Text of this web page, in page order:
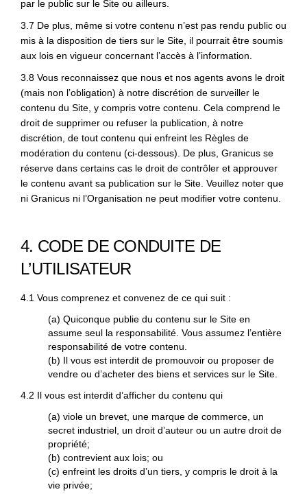
par le public sur le Site ou ailleurs.
3.7 De plus, même si votre contenu n’est pas rendu public ou
mis à la disposition de tiers sur le Site, il pourrait être soumis
aux lois en vigueur concernant l’accès à l’information.
3.8 Vous reconnaissez que nous et nos agents avons le droit
(mais non l’obligation) à notre discrétion de surveiller le
contenu du Site, y compris votre contenu. Cela comprend le
droit de supprimer ou refuser la publication, à notre
discrétion, de tout contenu qui enfreint les Règles de
modération du contenu (ci-dessous). De plus, Granicus se
réserve dans certains cas le droit de contrôler et approuver
le contenu avant sa publication sur le Site. Veuillez noter que
ni Granicus ni l’Organisation ne peut modifier votre contenu.
4. CODE DE CONDUITE DE
L’UTILISATEUR
4.1 Vous comprenez et convenez de ce qui suit :
(a) Quiconque publie du contenu sur le Site en
assume seul la responsabilité. Vous assumez l’entière
responsabilité de votre contenu.
(b) Il vous est interdit de promouvoir ou proposer de
vendre ou d’acheter des biens et services sur le Site.
4.2 Il vous est interdit d’afficher du contenu qui
(a) viole un brevet, une marque de commerce, un
secret industriel, un droit d’auteur ou un autre droit de
propriété;
(b) contrevient aux lois; ou
(c) enfreint les droits d’un tiers, y compris le droit à la
vie privée;